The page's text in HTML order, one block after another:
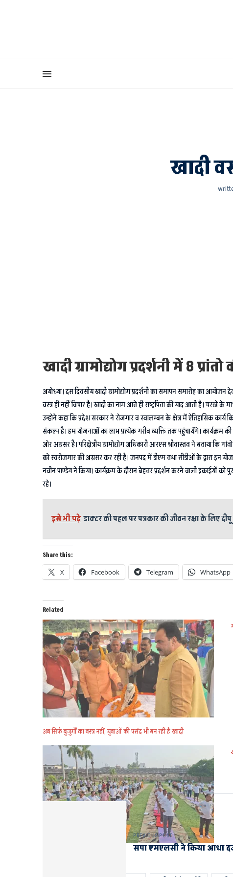
खादी
खादी ग्रामोद्योग प्रदर्शनी में 8
अयोध्या। दस दिवसीय खादी ग्रामोद्योग प्रदर्शनी का समापन समारोह का
वस्त्र ही नहीं विचार है। खादी का नाम आते ही राष्ट्रपिता की याद आती है।
उन्होने कहा कि प्रदेश सरकार ने रोजगार व स्वालम्बन के क्षेत्र में ऐतिहासिक
संकल्प है। हम योजनाओं का लाभ प्रत्येक गरीब व्यक्ति तक पहुंचायेंगे। कार्यक्रम
ओर अग्रसर है। परिक्षेत्रीय ग्रामोद्योग अधिकारी आरएस श्रीवास्तव ने बताया
को स्वरोजगार की अग्रसर कर रही है। जनपद में डीएम तथा सीडीओं के द्वारा इन
नवीन पाण्डेय ने किया। कार्यक्रम के दौरान बेहतर प्रदर्शन करने वाली इकाईयों
रहे।
इसे भी पढ़े डाक्टर की पहल पर पत्रकार की जीवन रक्षा के लिए
Share this:
X Facebook Telegram WhatsApp
Related
अब सिर्फ बुजुर्गों का वस्त्र नहीं, युवाओं की पसंद भी बन रही है खादी
PREVIOUS POST
सपा एमएलसी ने किया आधा